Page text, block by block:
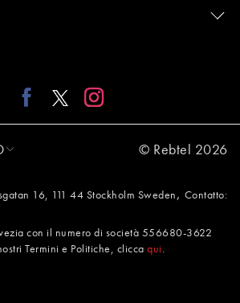
© Rebtel 2026
16, 111 44 Stockholm Sweden , Contatto:
con il numero di società 556680-3622
Termini e Politiche, clicca qui .